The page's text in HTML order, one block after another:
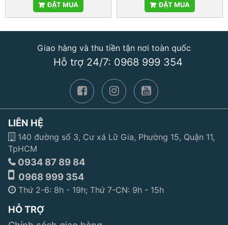
ĐẶT MUA
ĐẶT MUA
Giao hàng và thu tiền tận nơi toàn quốc
Hỗ trợ 24/7: 0968 999 354
LIÊN HỆ
140 đường số 3, Cư xá Lữ Gia, Phường 15, Quận 11,
TpHCM
0934 87 89 84
0968 999 354
Thứ 2-6: 8h - 19h; Thứ 7-CN: 9h - 15h
HỖ TRỢ